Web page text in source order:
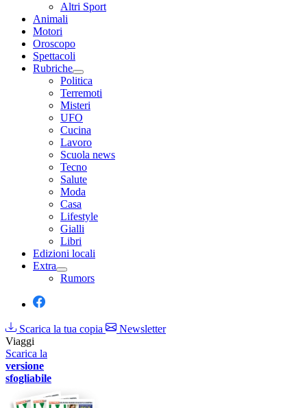
Altri Sport
Animali
Motori
Oroscopo
Spettacoli
Rubriche
Politica
Terremoti
Misteri
UFO
Cucina
Lavoro
Scuola news
Tecno
Salute
Moda
Casa
Lifestyle
Gialli
Libri
Edizioni locali
Extra
Rumors
Scarica la tua copia
Newsletter
Viaggi
Scarica la
versione
sfogliabile